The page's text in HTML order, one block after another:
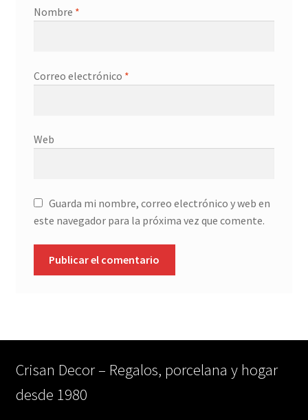
Nombre *
Correo electrónico *
Web
Guarda mi nombre, correo electrónico y web en
este navegador para la próxima vez que comente.
Crisan Decor – Regalos, porcelana y hogar
desde 1980